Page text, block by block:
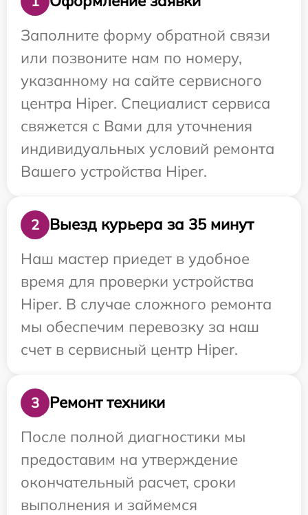
Заполните форму обратной связи
или позвоните нам по номеру,
указанному на сайте сервисного
центра Hiper. Специалист сервиса
свяжется с Вами для уточнения
индивидуальных условий ремонта
Вашего устройства Hiper.
2
Выезд курьера за 35 минут
Наш мастер приедет в удобное
время для проверки устройства
Hiper. В случае сложного ремонта
мы обеспечим перевозку за наш
счет в сервисный центр Hiper.
3
Ремонт техники
После полной диагностики мы
предоставим на утверждение
окончательный расчет, сроки
выполнения и займемся